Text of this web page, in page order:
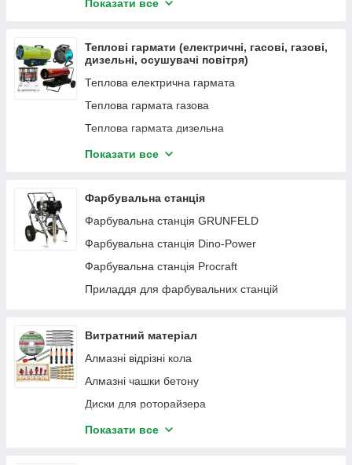
Вібратори майданчикові
Віброкаток
Віброплити
Віброрейки
Аксесуари для дорожньо-будівельної техніки
Оснащення та пристосування для затирочних
машин
Скарифактор
Будівельні ходулі
Швонарізники
Показати все
Теплові гармати (електричні, гасові, газові,
дизельні, осушувачі повітря)
Теплова електрична гармата
Теплова гармата газова
Теплова гармата дизельна
Осушувачі повітря промислові
Показати все
Фарбувальна станція
Фарбувальна станція GRUNFELD
Фарбувальна станція Dino-Power
Фарбувальна станція Procraft
Приладдя для фарбувальних станцій
Витратний матеріал
Алмазні відрізні кола
Алмазні чашки бетону
Диски для роторайзера
Диски по дереву та металу
Показати все